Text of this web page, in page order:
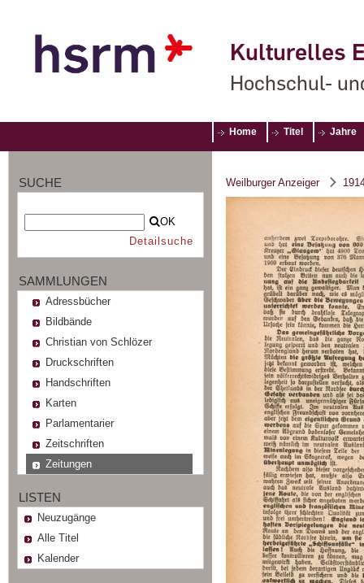
Kulturelles
Hochschul-
Home Titel Jahre
SUCHE
OK
Detailsuche
SAMMLUNGEN
Adressbücher
Bildbände
Christian von Schlözer
Druckschriften
Handschriften
Karten
Parlamentarier
Zeitschriften
Zeitungen
LISTEN
Neuzugänge
Alle Titel
Kalender
Weilburger Anzeiger